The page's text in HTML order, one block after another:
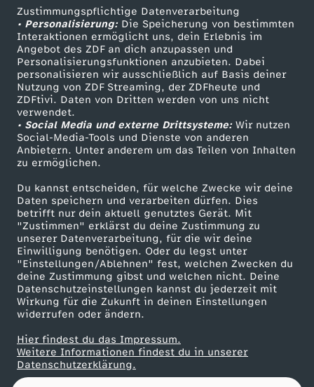
Zustimmungspflichtige Datenverarbeitung
• Personalisierung:Die Speicherung von bestimmten
Interaktionen ermöglicht uns, dein Erlebnis im
Angebot des ZDF an dich anzupassen und
Personalisierungsfunktionen anzubieten. Dabei
personalisieren wir ausschließlich auf Basis deiner
Nutzung von ZDF Streaming, der ZDFheute und
ZDFtivi. Daten von Dritten werden von uns nicht
verwendet.
• Social Media und externe Drittsysteme:Wir nutzen
Social-Media-Tools und Dienste von anderen
Anbietern. Unter anderem um das Teilen von Inhalten
zu ermöglichen.
Du kannst entscheiden, für welche Zwecke wir deine
Daten speichern und verarbeiten dürfen. Dies
betrifft nur dein aktuell genutztes Gerät. Mit
"Zustimmen" erklärst du deine Zustimmung zu
unserer Datenverarbeitung, für die wir deine
Einwilligung benötigen. Oder du legst unter
"Einstellungen/Ablehnen" fest, welchen Zwecken du
deine Zustimmung gibst und welchen nicht. Deine
Datenschutzeinstellungen kannst du jederzeit mit
Wirkung für die Zukunft in deinen Einstellungen
widerrufen oder ändern.
Hier findest du das Impressum.
Weitere Informationen findest du in unserer
Datenschutzerklärung.
p
t
e
m
b
e
r
2
0
2
5
Livestreams
Sendungen A-Z
TV-Programm
Zuschauerservice
Hilfe
ZDF Unternehmen
Karriere
ZDF goes Schule
Werbefernsehen
Mainzelmännchen
Partner